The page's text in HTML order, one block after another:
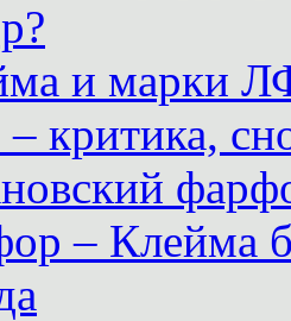
и марки
критика,
– Клейма